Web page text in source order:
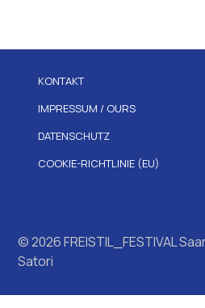
KONTAKT
IMPRESSUM / OURS
DATENSCHUTZ
COOKIE-RICHTLINIE (EU)
© 2026 FREISTIL_FESTIVAL
Satori